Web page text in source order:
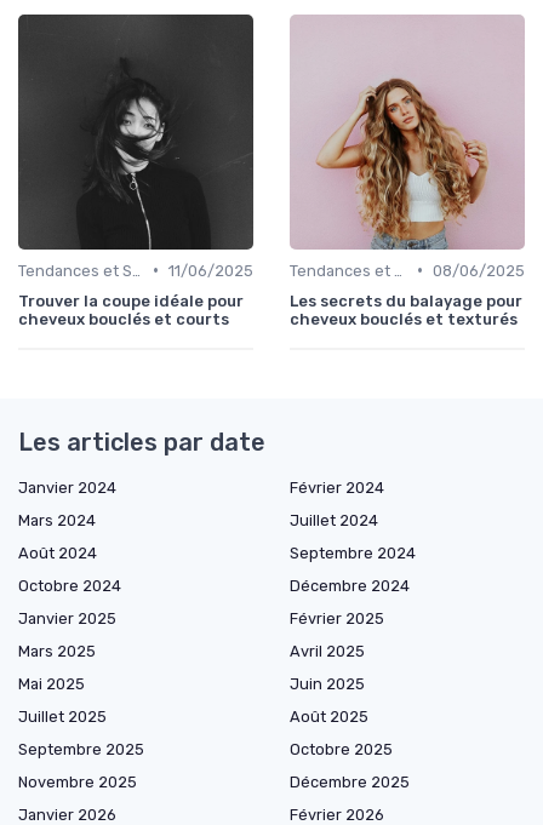
• 11/06/2025
Trouver la coupe idéale pour
cheveux bouclés et courts
• 08/06/2025
Les secrets du balayage pour
cheveux bouclés et texturés
Les articles par date
Janvier 2024
Février 2024
Mars 2024
Juillet 2024
Août 2024
Septembre 2024
Octobre 2024
Décembre 2024
Janvier 2025
Février 2025
Mars 2025
Avril 2025
Mai 2025
Juin 2025
Juillet 2025
Août 2025
Septembre 2025
Octobre 2025
Novembre 2025
Décembre 2025
Janvier 2026
Février 2026